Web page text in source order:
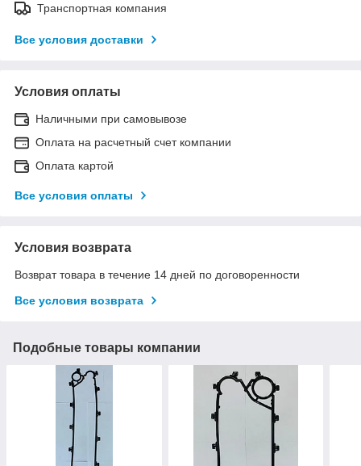
Транспортная компания
Все условия доставки
Условия оплаты
Наличными при самовывозе
Оплата на расчетный счет компании
Оплата картой
Все условия оплаты
Условия возврата
Возврат товара в течение 14 дней по договоренности
Все условия возврата
Подобные товары компании